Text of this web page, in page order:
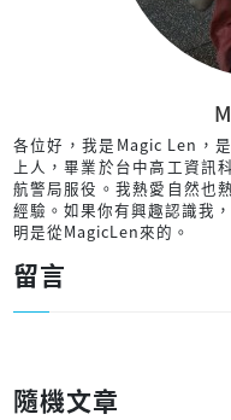
各位好，我是Magic Len，
上人，畢業於台中高工資訊
航警局服役。我熱愛自然也
經驗。如果你有興趣認識我
明是從MagicLen來的。
留言
隨機文章